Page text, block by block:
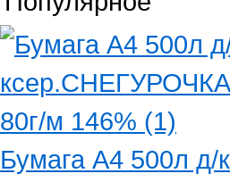
Бумага А4 500л